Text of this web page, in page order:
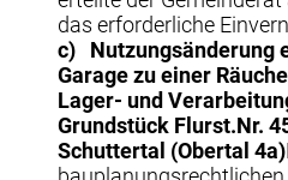
das erforderliche
c) Nutzungsänderung
Garage zu einer
Lager- und
Grundstück Flurst.Nr.
Schuttertal (Obertal 4a)